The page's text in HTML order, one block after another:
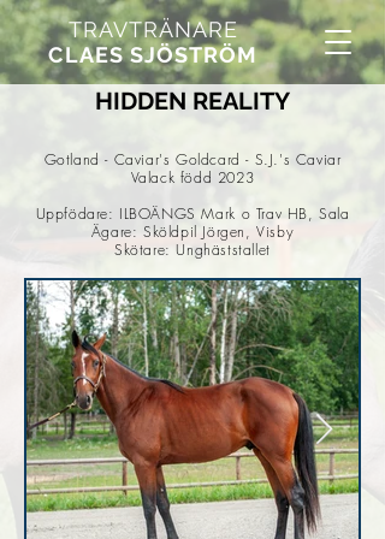
TRAVTRÄNARE
CLAES SJÖSTRÖM
HIDDEN REALITY
Gotland - Caviar's Goldcard - S.J.'s Caviar
Valack född 2023
Uppfödare: ILBOÄNGS Mark o Trav HB, Sala
Ägare: Sköldpil Jörgen, Visby
Skötare: Unghäststallet